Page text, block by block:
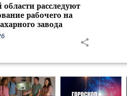
области расследуют
рабочего на
завода